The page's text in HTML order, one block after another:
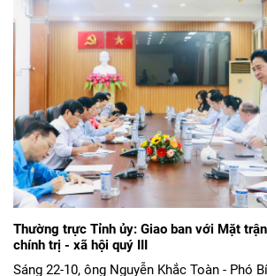
về phía tỉnh Khánh Hòa có các ông:
thư Tỉnh ủy, Bí thư Ban Cán sự Đảng UBND
tỉnh; Lê Hữu Hoàng - Phó Chủ tịch Thường
tỉnh; Đinh Văn Thiệu - Phó Chủ tịch UBND
các sở, ban, ngành của tỉnh.
Thường trực Tỉnh ủy: Giao ban với Mặt
chính trị - xã hội quý III
Sáng 22-10, ông Nguyễn Khắc Toàn - Phó